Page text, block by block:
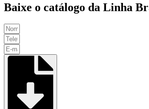
Baixe o catálogo da Linha